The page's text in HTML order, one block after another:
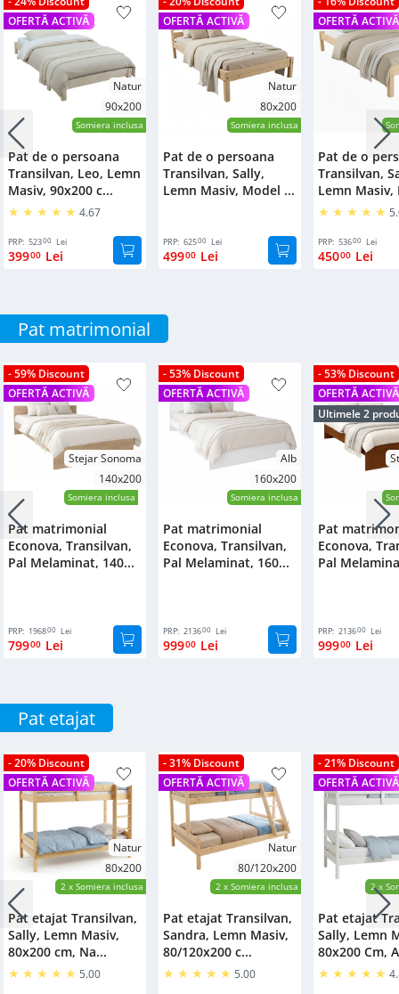
OFERTĂ ACTIVĂ
Natur
90x200
Somiera inclusa
Pat de o persoana
Transilvan, Leo, Lemn
Masiv, 90x200 c...
4.67
PRP: 52300 Lei
39900 Lei
OFERTĂ ACTIVĂ
Natur
80x200
Somiera inclusa
Pat de o persoana
Transilvan, Sally,
Lemn Masiv, Model ...
PRP: 62500 Lei
49900 Lei
OFERTĂ ACTIVĂ
Pat de o
Transilvan,
Lemn Masiv,
PRP: 53600 Lei
45000 Lei
Pat matrimonial
- 59% Discount
OFERTĂ ACTIVĂ
Stejar Sonoma
140x200
Somiera inclusa
Pat matrimonial
Econova, Transilvan,
Pal Melaminat, 140...
PRP: 196800 Lei
79900 Lei
- 53% Discount
OFERTĂ ACTIVĂ
Alb
160x200
Somiera inclusa
Pat matrimonial
Econova, Transilvan,
Pal Melaminat, 160...
PRP: 213600 Lei
99900 Lei
- 53% Discount
OFERTĂ ACTIVĂ
Ultimele 2
Pat
Econova,
Pal
PRP: 213600 Lei
99900 Lei
Pat etajat
- 20% Discount
OFERTĂ ACTIVĂ
Natur
80x200
2 x Somiera inclusa
Pat etajat Transilvan,
Sally, Lemn Masiv,
80x200 cm, Na...
5.00
- 31% Discount
OFERTĂ ACTIVĂ
Natur
80/120x200
2 x Somiera inclusa
Pat etajat Transilvan,
Sandra, Lemn Masiv,
80/120x200 c...
5.00
- 21% Discount
OFERTĂ ACTIVĂ
2 x
Pat etajat
Sally, Lemn
80x200 Cm,